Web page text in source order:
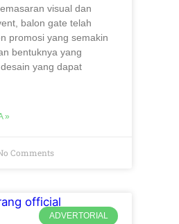
visual dan
balon gate telah
promosi yang semakin
bentuknya yang
yang dapat
»
Comments
ADVERTORIAL